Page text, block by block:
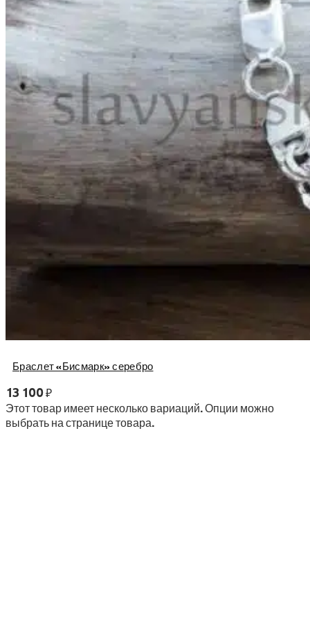
Браслет «Бисмарк» серебро
13 100₽
Этот товар имеет несколько вариаций. Опции можно
выбрать на странице товара.